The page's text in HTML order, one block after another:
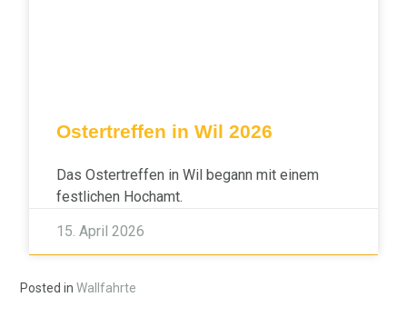
Ostertreffen in Wil 2026
Das Ostertreffen in Wil begann mit einem
festlichen Hochamt.
15. April 2026
Posted in Wallfahrte